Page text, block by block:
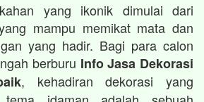
yang ikonik dimulai dari
mampu memikat mata dan
yang hadir. Bagi para calon
berburu Info Jasa Dekorasi
, kehadiran dekorasi yang